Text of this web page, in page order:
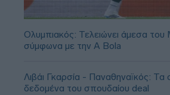
Ολυμπιακός: Τελειώνει άμεσα
σύμφωνα με την A Bola
Λιβάι Γκαρσία - Παναθηναϊκός: Τα
δεδομένα του σπουδαίου deal